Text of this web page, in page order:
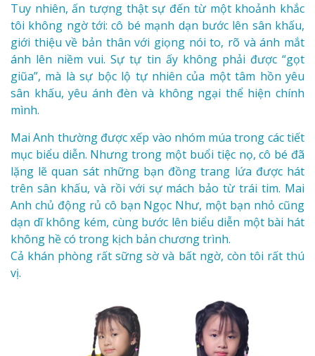
Tuy nhiên, ấn tượng thật sự đến từ một khoảnh khắc
tôi không ngờ tới: cô bé mạnh dạn bước lên sân khấu,
giới thiệu về bản thân với giọng nói to, rõ và ánh mắt
ánh lên niềm vui. Sự tự tin ấy không phải được “gọt
giũa”, mà là sự bộc lộ tự nhiên của một tâm hồn yêu
sân khấu, yêu ánh đèn và không ngại thể hiện chính
mình.
Mai Anh thường được xếp vào nhóm múa trong các tiết
mục biểu diễn. Nhưng trong một buổi tiệc nọ, cô bé đã
lặng lẽ quan sát những bạn đồng trang lứa được hát
trên sân khấu, và rồi với sự mách bảo từ trái tim. Mai
Anh chủ động rủ cô bạn Ngọc Như, một bạn nhỏ cũng
dạn dĩ không kém, cùng bước lên biểu diễn một bài hát
không hề có trong kịch bản chương trình.
Cả khán phòng rất sững sờ và bất ngờ, còn tôi rất thú
vị.